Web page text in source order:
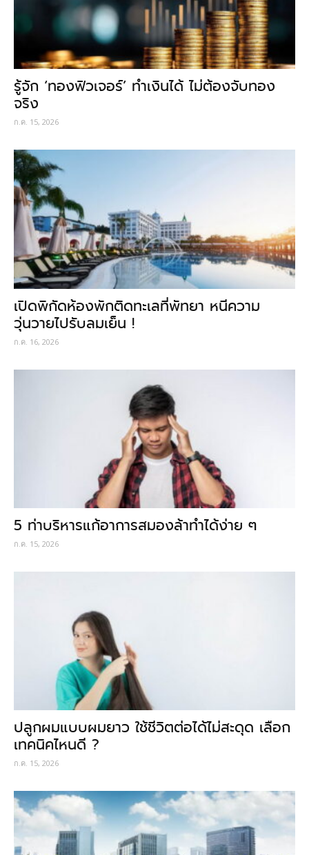
รู้จัก ‘ทองฟิวเจอร์’ ทำเงินได้ ไม่ต้องจับทอง
จริง
ก.ค. 15, 2026
เปิดพิกัดห้องพักติดทะเลที่พัทยา หนีความ
วุ่นวายไปรับลมเย็น !
ก.ค. 16, 2026
5 ท่าบริหารแก้อาการสมองล้าทำได้ง่าย ๆ
ก.ค. 15, 2026
ปลูกผมแบบผมยาว ใช้ชีวิตต่อได้ไม่สะดุด เลือก
เทคนิคไหนดี ?
ก.ค. 15, 2026